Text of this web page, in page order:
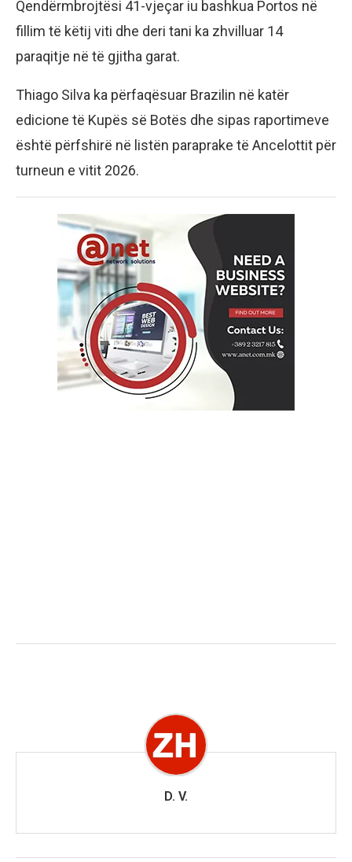
Qendërmbrojtësi 41-vjeçar iu bashkua Portos në
fillim të këtij viti dhe deri tani ka zhvilluar 14
paraqitje në të gjitha garat.
Thiago Silva ka përfaqësuar Brazilin në katër
edicione të Kupës së Botës dhe sipas raportimeve
është përfshirë në listën paraprake të Ancelottit për
turneun e vitit 2026.
D. V.